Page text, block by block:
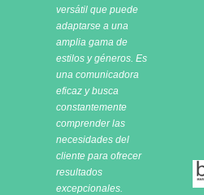
versátil que puede
adaptarse a una
amplia gama de
estilos y géneros. Es
una comunicadora
eficaz y busca
constantemente
comprender las
necesidades del
cliente para ofrecer
resultados
excepcionales.